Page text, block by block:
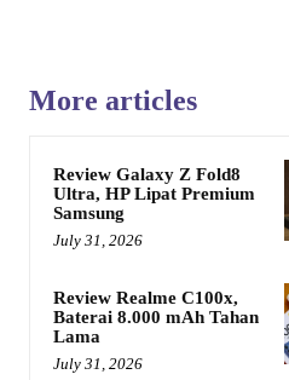
More articles
Review Galaxy Z Fold8
Ultra, HP Lipat Premium
Samsung
July 31, 2026
Review Realme C100x,
Baterai 8.000 mAh Tahan
Lama
July 31, 2026